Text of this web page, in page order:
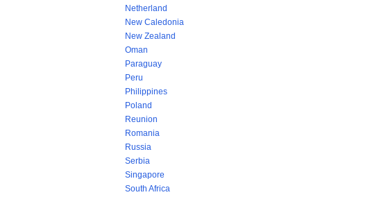
Netherland
New Caledonia
New Zealand
Oman
Paraguay
Peru
Philippines
Poland
Reunion
Romania
Russia
Serbia
Singapore
South Africa